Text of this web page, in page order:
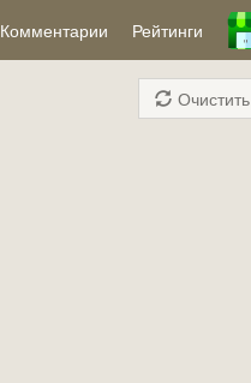
Комментарии Рейтинги
Очистить